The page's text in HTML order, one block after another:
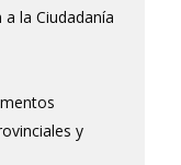
la Ciudadanía
y